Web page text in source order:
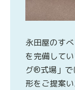
永田屋のす
を完備して
グ®式場」で
形をご提案い